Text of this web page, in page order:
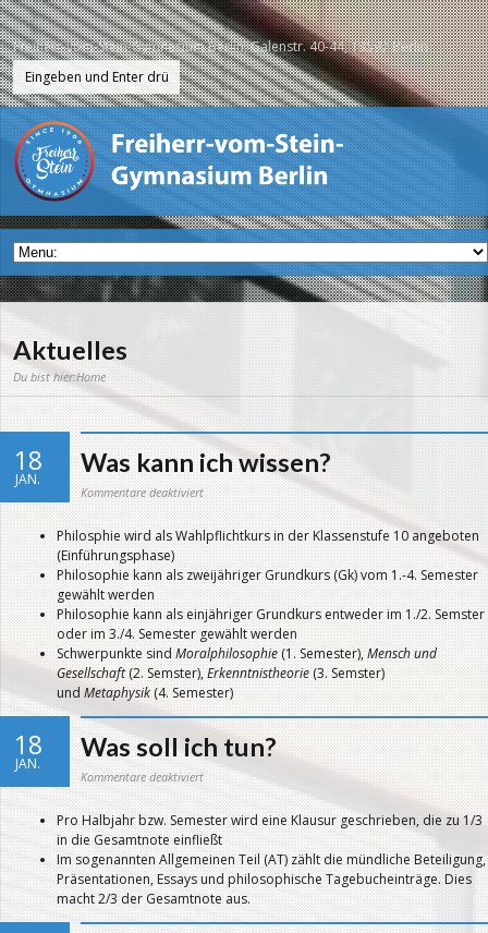
Freiherr-vom-Stein-Gymnasium Berlin, Galenstr. 40-44, 13597 Berlin
Aktuelles
Du bist hier:Home
18
JAN.
Was kann ich wissen?
Kommentare deaktiviertfür
wissen?
Philosphie wird als Wahlpflichtkurs in der Klassenstufe 10 angeboten
(Einführungsphase)
Philosophie kann als zweijähriger Grundkurs (Gk) vom 1.-4. Semester
gewählt werden
Philosophie kann als einjähriger Grundkurs entweder im 1./2. Semster
oder im 3./4. Semester gewählt werden
Schwerpunkte sind Moralphilosophie(1. Semester),Mensch und
Gesellschaft(2. Semster),Erkenntnistheorie (3. Semster)
und Metaphysik(4. Semester)
18
JAN.
Was soll ich tun?
Kommentare deaktiviertfür
Was
soll
ich
tun?
Pro Halbjahr bzw. Semester wird eine Klausur geschrieben, die zu 1/3
in die Gesamtnote einfließt
Im sogenannten Allgemeinen Teil (AT) zählt die mündliche Beteiligung,
Präsentationen, Essays und philosophische Tagebucheinträge. Dies
macht 2/3 der Gesamtnote aus.